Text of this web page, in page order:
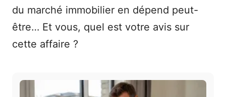
du marché immobilier en dépend peut-
être… Et vous, quel est votre avis sur
cette affaire ?